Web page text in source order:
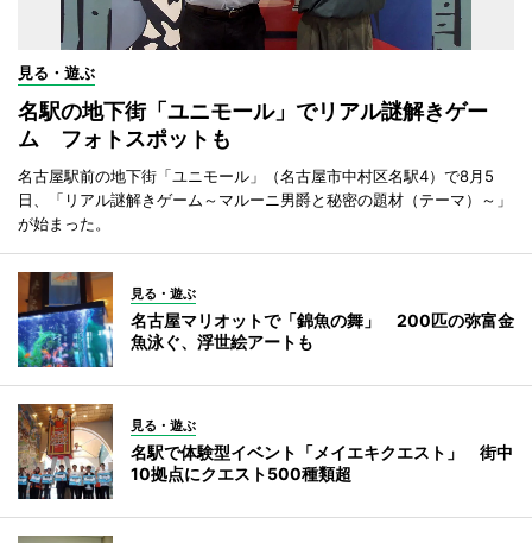
見る・遊ぶ
名駅の地下街「ユニモール」でリアル謎解きゲー
ム フォトスポットも
名古屋駅前の地下街「ユニモール」（名古屋市中村区名駅4）で8月5
日、「リアル謎解きゲーム～マルーニ男爵と秘密の題材（テーマ）～」
が始まった。
見る・遊ぶ
名古屋マリオットで「錦魚の舞」 200匹の弥富金
魚泳ぐ、浮世絵アートも
見る・遊ぶ
名駅で体験型イベント「メイエキクエスト」 街中
10拠点にクエスト500種類超